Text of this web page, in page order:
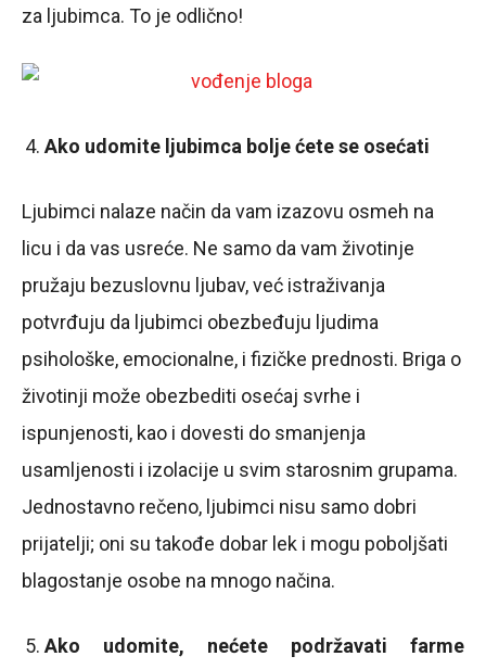
za ljubimca. To je odlično!
Ako udomite ljubimca bolje ćete se osećati
Ljubimci nalaze način da vam izazovu osmeh na
licu i da vas usreće. Ne samo da vam životinje
pružaju bezuslovnu ljubav, već istraživanja
potvrđuju da ljubimci obezbeđuju ljudima
psihološke, emocionalne, i fizičke prednosti. Briga o
životinji može obezbediti osećaj svrhe i
ispunjenosti, kao i dovesti do smanjenja
usamljenosti i izolacije u svim starosnim grupama.
Jednostavno rečeno, ljubimci nisu samo dobri
prijatelji; oni su takođe dobar lek i mogu poboljšati
blagostanje osobe na mnogo načina.
Ako udomite, nećete podržavati farme